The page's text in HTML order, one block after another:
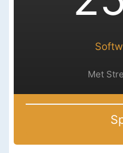
Met